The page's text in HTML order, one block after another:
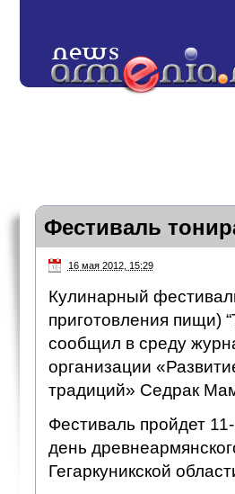
Фестиваль
16 мая 2012, 15:29
Кулинарный
приготовления пищи)
сообщил в среду
организации
традиций» Седрак
Фестиваль пройдет
день
Гегаркуникской